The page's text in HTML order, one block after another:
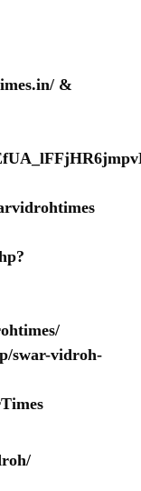
&
swar-vidroh-